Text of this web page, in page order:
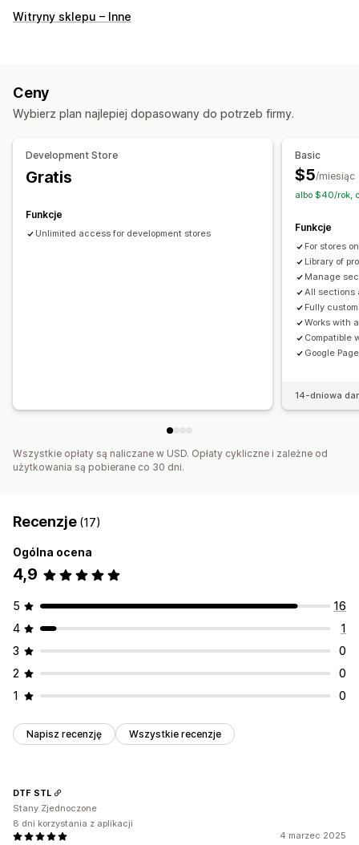
Rodzaje stron
Strony kontaktowe
Strony koszyka Strony z podziękowaniami
Strony błędu 404 Strony prasowe
Strony z ofertami pracy
Strony z informacjami prawnymi
Strony recenzji
Strony cennika
Niestandardowe strony
Wersje robocze stron
Kod niestandardowy
Witryny sklepu – Inne
Ceny
Wybierz plan najlepiej dopasowany do potrzeb firmy.
Development Store
Gratis
Funkcje
Unlimited access for development stores
Basic
$5/miesiąc
albo $40/rok,
Funkcje
For stores
Library of
Manage
All sections
Fully
Works with
Compatible
Google
14-dniowa
Wszystkie opłaty są naliczane w USD. Opłaty cykliczne i zależne od
użytkowania są pobierane co 30 dni.
Recenzje (17)
Ogólna ocena
4,9
5
16
4
1
3
0
2
0
1
0
Napisz recenzję Wszystkie recenzje
4 marzec 2025
DTF STL
Stany Zjednoczone
8 dni korzystania z aplikacji